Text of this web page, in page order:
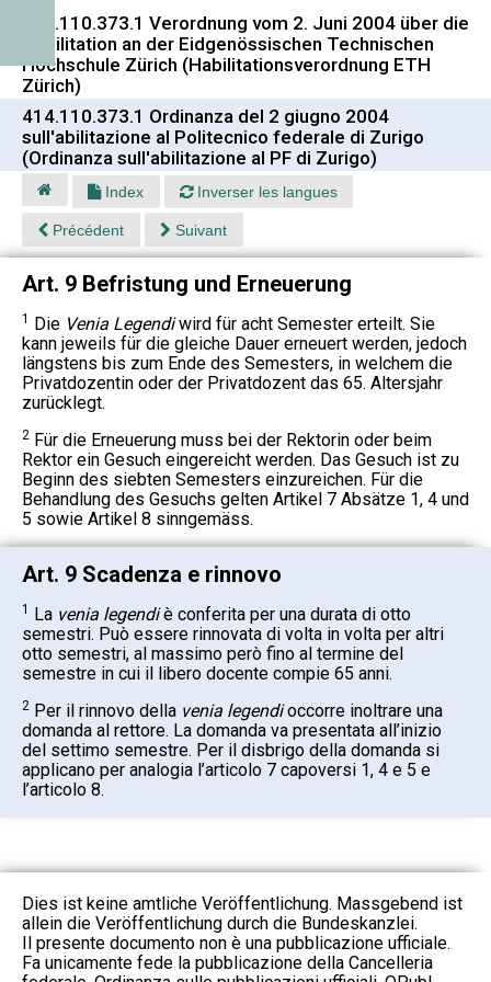
414.110.373.1 Verordnung vom 2. Juni 2004 über die
Habilitation an der Eidgenössischen Technischen
Hochschule Zürich (Habilitationsverordnung ETH
Zürich)
414.110.373.1 Ordinanza del 2 giugno 2004
sull'abilitazione al Politecnico federale di Zurigo
(Ordinanza sull'abilitazione al PF di Zurigo)
Index Inverser les langues
Précédent Suivant
Art. 9 Befristung und Erneuerung
1 Die Venia Legendiwird für acht Semester erteilt. Sie
kann jeweils für die gleiche Dauer erneuert werden, jedoch
längstens bis zum Ende des Semesters, in welchem die
Privatdozentin oder der Privatdozent das 65. Altersjahr
zurücklegt.
2 Für die Erneuerung muss bei der Rektorin oder beim
Rektor ein Gesuch eingereicht werden. Das Gesuch ist zu
Beginn des siebten Semesters einzureichen. Für die
Behandlung des Gesuchs gelten Artikel 7 Absätze 1, 4 und
5 sowie Artikel 8 sinngemäss.
Art. 9 Scadenza e rinnovo
1 La venia legendiè conferita per una durata di otto
semestri. Può essere rinnovata di volta in volta per altri
otto semestri, al massimo però fino al termine del
semestre in cui il libero docente compie 65 anni.
2 Per il rinnovo della venia legendioccorre inoltrare una
domanda al rettore. La domanda va presentata all’inizio
del settimo semestre. Per il disbrigo della domanda si
applicano per analogia l’articolo 7 capoversi 1, 4 e 5 e
l’articolo 8.
Dies ist keine amtliche Veröffentlichung. Massgebend ist
allein die Veröffentlichung durch die Bundeskanzlei.
Il presente documento non è una pubblicazione ufficiale.
Fa unicamente fede la pubblicazione della Cancelleria